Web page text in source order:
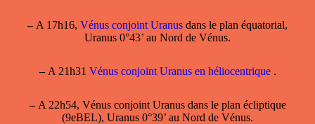
–A 17h16, Vénus conjoint Uranus dans le plan équatorial,
Uranus 0°43’ au Nord de Vénus.
–A 21h31 Vénus conjoint Uranus en héliocentrique .
–A 22h54, Vénus conjoint Uranusdans le plan écliptique
(9eBEL), Uranus 0°39’ au Nord de Vénus.